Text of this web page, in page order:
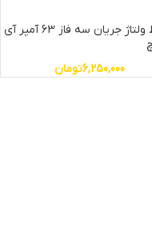
محافظ ولتاژ جریان سه فاز 63 آمپر آی
6,250,000تومان